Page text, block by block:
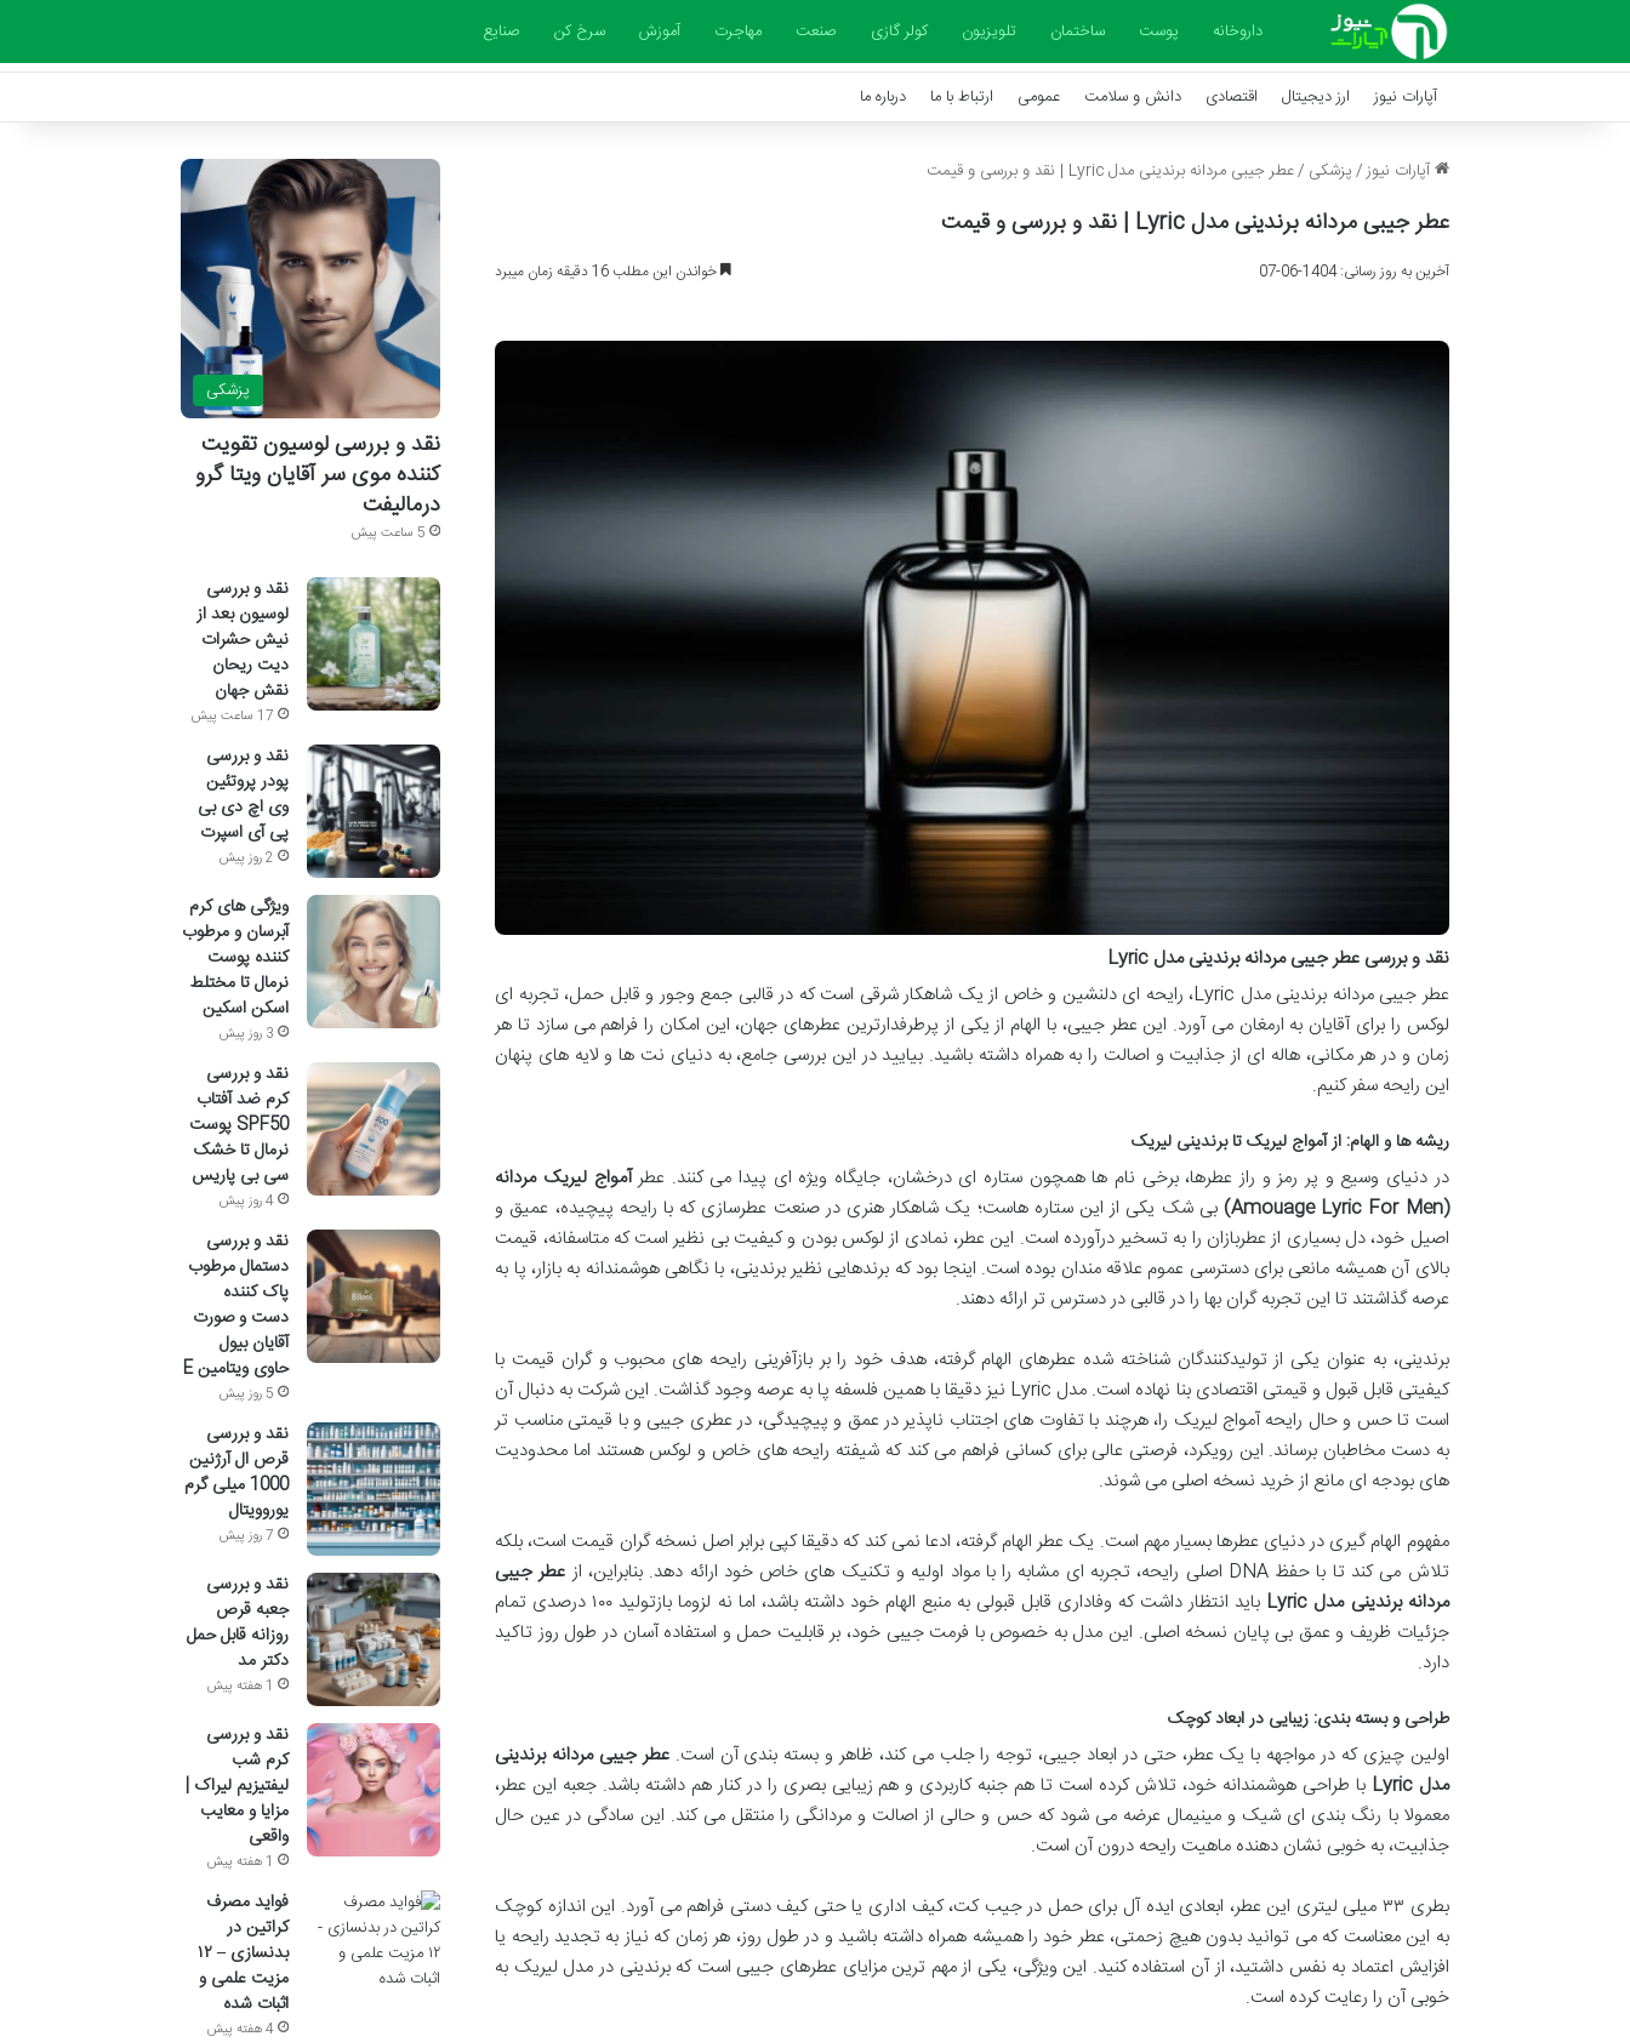
داروخانه پوست ساختمان تلویزیون کولر گازی صنعت مهاجرت آموزش سرخ کن صنایع
آپارات نیوز ارز دیجیتال اقتصادی دانش و سلامت عمومی ارتباط با ما درباره ما
آپارات نیوز/پزشکی /عطر جیبی مردانه برندینی مدل Lyric | نقد و بررسی و قیمت
عطر جیبی مردانه برندینی مدل Lyric | نقد و بررسی و قیمت
آخرین به روز رسانی: 1404-06-07 خواندن این مطلب 16 دقیقه زمان میبرد
نقد و بررسی عطر جیبی مردانه برندینی مدل Lyric
عطر جیبی مردانه برندینی مدل Lyric، رایحه ای دلنشین و خاص از یک شاهکار شرقی است که در قالبی جمع وجور و قابل حمل، تجربه ای
لوکس را برای آقایان به ارمغان می آورد. این عطر جیبی، با الهام از یکی از پرطرفدارترین عطرهای جهان، این امکان را فراهم می سازد تا هر
زمان و در هر مکانی، هاله ای از جذابیت و اصالت را به همراه داشته باشید. بیایید در این بررسی جامع، به دنیای نت ها و لایه های پنهان
این رایحه سفر کنیم.
ریشه ها و الهام: از آمواج لیریک تا برندینی لیریک
در دنیای وسیع و پر رمز و راز عطرها، برخی نام ها همچون ستاره ای درخشان، جایگاه ویژه ای پیدا می کنند. عطرآمواج لیریک مردانه
(Amouage Lyric For Men)
بی شک یکی از این ستاره هاست؛ یک شاهکار هنری در صنعت عطرسازی که با رایحه پیچیده، عمیق و
اصیل خود، دل بسیاری از عطربازان را به تسخیر درآورده است. این عطر، نمادی از لوکس بودن و کیفیت بی نظیر است که متاسفانه، قیمت
بالای آن همیشه مانعی برای دسترسی عموم علاقه مندان بوده است. اینجا بود که برندهایی نظیر برندینی، با نگاهی هوشمندانه به بازار، پا به
عرصه گذاشتند تا این تجربه گران بها را در قالبی در دسترس تر ارائه دهند.
برندینی، به عنوان یکی از تولیدکنندگان شناخته شده عطرهای الهام گرفته، هدف خود را بر بازآفرینی رایحه های محبوب و گران قیمت با
کیفیتی قابل قبول و قیمتی اقتصادی بنا نهاده است. مدل Lyric نیز دقیقا با همین فلسفه پا به عرصه وجود گذاشت. این شرکت به دنبال آن
است تا حس و حال رایحه آمواج لیریک را، هرچند با تفاوت های اجتناب ناپذیر در عمق و پیچیدگی، در عطری جیبی و با قیمتی مناسب تر
به دست مخاطبان برساند. این رویکرد، فرصتی عالی برای کسانی فراهم می کند که شیفته رایحه های خاص و لوکس هستند اما محدودیت
های بودجه ای مانع از خرید نسخه اصلی می شوند.
مفهوم الهام گیری در دنیای عطرها بسیار مهم است. یک عطر الهام گرفته، ادعا نمی کند که دقیقا کپی برابر اصل نسخه گران قیمت است، بلکه
تلاش می کند تا با حفظ DNA اصلی رایحه، تجربه ای مشابه را با مواد اولیه و تکنیک های خاص خود ارائه دهد. بنابراین، از
عطر جیبی
مردانه برندینی مدل Lyric
باید انتظار داشت که وفاداری قابل قبولی به منبع الهام خود داشته باشد، اما نه لزوما بازتولید ۱۰۰ درصدی تمام
جزئیات ظریف و عمق بی پایان نسخه اصلی. این مدل به خصوص با فرمت جیبی خود، بر قابلیت حمل و استفاده آسان در طول روز تاکید
دارد.
طراحی و بسته بندی: زیبایی در ابعاد کوچک
اولین چیزی که در مواجهه با یک عطر، حتی در ابعاد جیبی، توجه را جلب می کند، ظاهر و بسته بندی آن است.عطر جیبی مردانه برندینی
مدل Lyric
با طراحی هوشمندانه خود، تلاش کرده است تا هم جنبه کاربردی و هم زیبایی بصری را در کنار هم داشته باشد. جعبه این عطر،
معمولا با رنگ بندی ای شیک و مینیمال عرضه می شود که حس و حالی از اصالت و مردانگی را منتقل می کند. این سادگی در عین حال
جذابیت، به خوبی نشان دهنده ماهیت رایحه درون آن است.
بطری ۳۳ میلی لیتری این عطر، ابعادی ایده آل برای حمل در جیب کت، کیف اداری یا حتی کیف دستی فراهم می آورد. این اندازه کوچک
به این معناست که می توانید بدون هیچ زحمتی، عطر خود را همیشه همراه داشته باشید و در طول روز، هر زمان که نیاز به تجدید رایحه یا
افزایش اعتماد به نفس داشتید، از آن استفاده کنید. این ویژگی، یکی از مهم ترین مزایای عطرهای جیبی است که برندینی در مدل لیریک به
خوبی آن را رعایت کرده است.
پزشکی
نقد و بررسی لوسیون تقویت
کننده موی سر آقایان ویتا گرو
درمالیفت
5 ساعت پیش
نقد و بررسی
لوسیون بعد از
نیش حشرات
دیت ریحان
نقش جهان
17 ساعت پیش
نقد و بررسی
پودر پروتئین
وی اچ دی بی
پی آی اسپرت
2 روز پیش
ویژگی های کرم
آبرسان و مرطوب
کننده پوست
نرمال تا مختلط
اسکن اسکین
3 روز پیش
نقد و بررسی
کرم ضد آفتاب
SPF50 پوست
نرمال تا خشک
سی بی پاریس
4 روز پیش
نقد و بررسی
دستمال مرطوب
پاک کننده
دست و صورت
آقایان بیول
حاوی ویتامین E
5 روز پیش
نقد و بررسی
قرص ال آرژنین
1000 میلی گرم
یوروویتال
7 روز پیش
نقد و بررسی
جعبه قرص
روزانه قابل حمل
دکتر مد
1 هفته پیش
نقد و بررسی
کرم شب
لیفتیزیم لیراک |
مزایا و معایب
واقعی
1 هفته پیش
فواید مصرف
کراتین در
بدنسازی – ۱۲
مزیت علمی و
اثبات شده
4 هفته پیش